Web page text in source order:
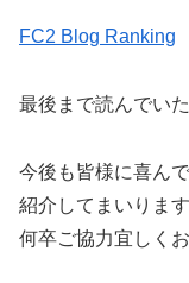
FC2 Blog Ranking
最後まで読んでい
今後も皆様に喜ん
紹介してまいりま
何卒ご協力宜しく